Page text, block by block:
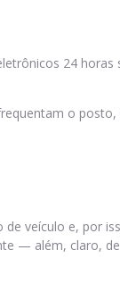
24
o
veículo e, por
— além, claro,